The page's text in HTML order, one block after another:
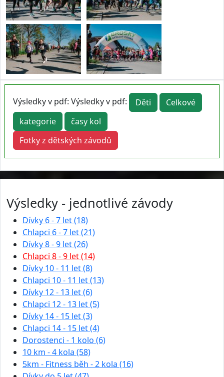
Výsledky v pdf: Výsledky v pdf: Děti
Celkové
kategorie
časy kol
Fotky z dětských závodů
Výsledky - jednotlivé závody
Dívky 6 - 7 let (18)
Chlapci 6 - 7 let (21)
Dívky 8 - 9 let (26)
Chlapci 8 - 9 let (14)
Dívky 10 - 11 let (8)
Chlapci 10 - 11 let (13)
Dívky 12 - 13 let (6)
Chlapci 12 - 13 let (5)
Dívky 14 - 15 let (3)
Chlapci 14 - 15 let (4)
Dorostenci - 1 kolo (6)
10 km - 4 kola (58)
5km - Fitness běh - 2 kola (16)